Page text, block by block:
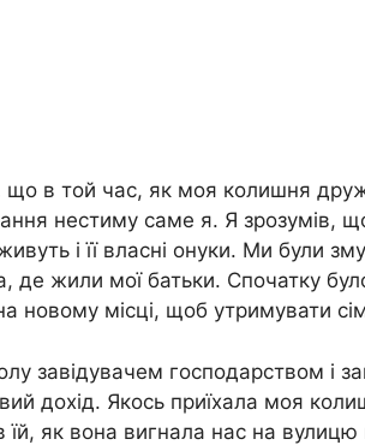
в той час, як моя колишня
нестиму саме я. Я зрозумів,
і її власні онуки. Ми були
де жили мої батьки. Спочатку
новому місці, щоб утримувати
завідувачем господарством і
дохід. Якось приїхала моя
їй, як вона вигнала нас на